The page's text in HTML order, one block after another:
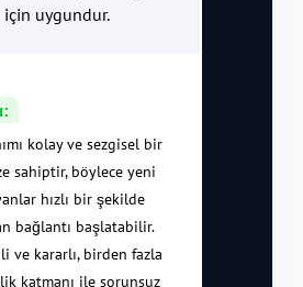
için uygundur.
kolay ve sezgisel bir
sahiptir, böylece yeni
hızlı bir şekilde
bağlantı başlatabilir.
ve kararlı, birden fazla
katmanı ile sorunsuz